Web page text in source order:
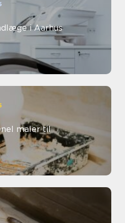
i Aarhus
maler til